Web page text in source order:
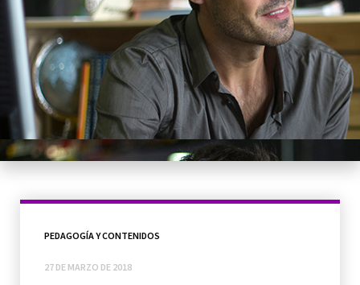
PEDAGOGÍA Y CONTENIDOS
27 DE MARZO DE 2018